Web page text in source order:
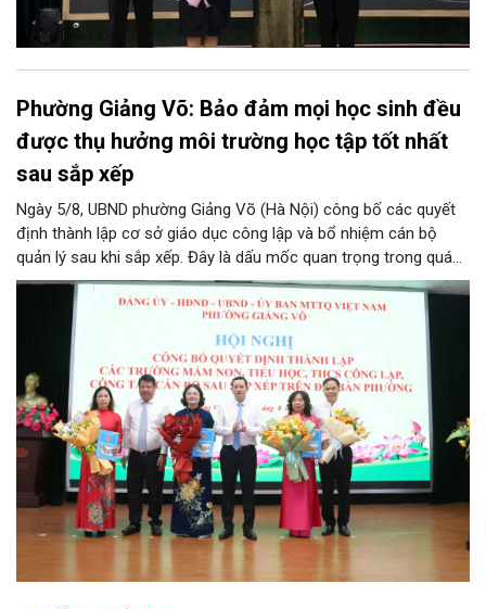
Phường Giảng Võ: Bảo đảm mọi học sinh đều
được thụ hưởng môi trường học tập tốt nhất
sau sắp xếp
Ngày 5/8, UBND phường Giảng Võ (Hà Nội) công bố các quyết
định thành lập cơ sở giáo dục công lập và bổ nhiệm cán bộ
quản lý sau khi sắp xếp. Đây là dấu mốc quan trọng trong quá
trình kiện toàn tổ chức bộ máy, thực hiện chủ trương tinh gọn,
nâng cao hiệu lực, hiệu quả quản lý theo các nghị quyết của
Trung ương và kế hoạch của UBND TP Hà Nội.